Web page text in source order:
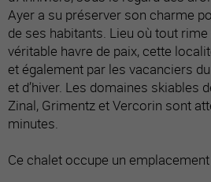
Ayer a su préserver son charme
de ses habitants. Lieu où tout
véritable havre de paix, cette
et également par les vacanciers
et d’hiver. Les domaines skiables
Zinal, Grimentz et Vercorin sont
minutes.
Ce chalet occupe un